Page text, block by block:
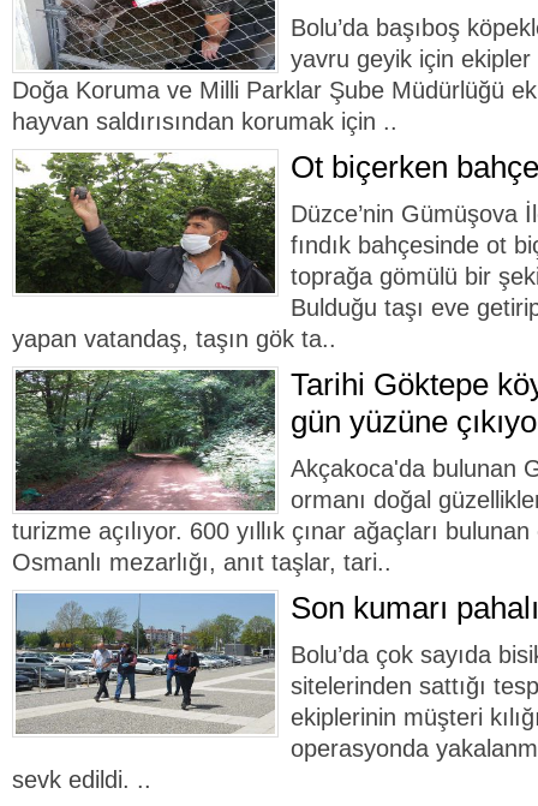
Bolu’da başıboş
yavru geyik için
Doğa Koruma ve Milli Parklar Şube Müdürlüğü
hayvan saldırısından korumak için ..
Ot biçerken
Düzce’nin Gümüşova
fındık bahçesinde ot
toprağa gömülü bir
Bulduğu taşı eve
yapan vatandaş, taşın gök ta..
Tarihi Göktepe
gün yüzüne
Akçakoca'da bulunan
ormanı doğal
turizme açılıyor. 600 yıllık çınar ağaçları
Osmanlı mezarlığı, anıt taşlar, tari..
Son kumarı
Bolu’da çok sayıda
sitelerinden sattığı
ekiplerinin müşteri
operasyonda
sevk edildi. ..